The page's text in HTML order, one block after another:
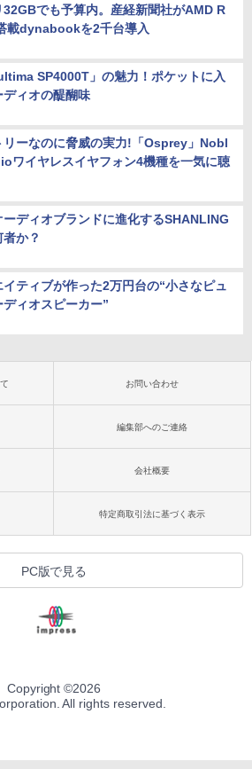
32GBでも予算内。産経新聞社がAMD R
載dynabookを2千台導入
SP4000T」の魅力！ポケットに入
ディオの醍醐味
リーなのに脅威の実力!「Osprey」Nobl
ワイヤレスイヤフォン4機種を一気に聴
ーディオブランドに進化するSHANLING
者か？
イティブが作った2万円台の“小さなピュ
ディオスピーカー”
お問い合わせ
編集部へのご連絡
会社概要
特定商取引法に基づく表示
PC版で見る
Copyright ©2026
All rights reserved.